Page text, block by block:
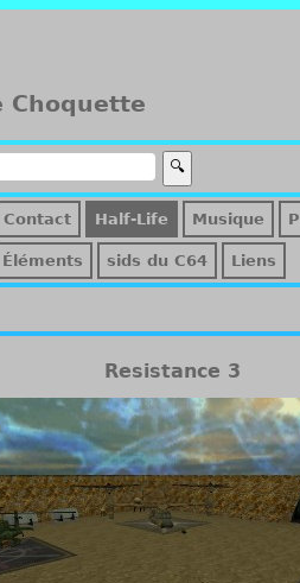
Choquette
Contact Half-Life Musique
Éléments sids du C64 Liens
Resistance 3